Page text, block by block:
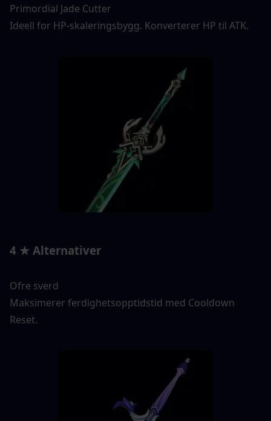
Primordial Jade Cutter
Ideell for HP-skaleringsbygg. Konverterer HP til ATK.
4 ★ Alternativer
Ofre sverd
Maksimerer ferdighetsopptidstid med Cooldown
Reset.